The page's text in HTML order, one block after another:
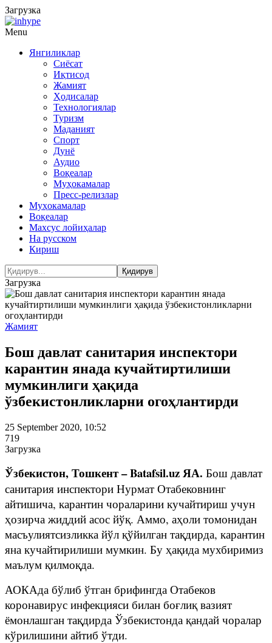
Загрузка
Menu
Янгиликлар
Сиёсат
Иқтисод
Жамият
Ҳодисалар
Технологиялар
Туризм
Маданият
Спорт
Дунё
Аудио
Воқеалар
Муҳокамалар
Пресс-релизлар
Муҳокамалар
Воқеалар
Махсус лойиҳалар
На русском
Кириш
Загрузка
Жамият
Бош давлат санитария инспектори
карантин янада кучайтиртилиши
мумкинлиги ҳақида
ўзбекистонликларни огоҳлантирди
25 September 2020, 10:52
719
Загрузка
Ўзбекистон, Тошкент – Batafsil.uz ЯА. Бош давлат
санитария инспектори Нурмат Отабековнинг
айтишича, карантин чораларини кучайтириш учун
ҳозирча жиддий асос йўқ. Аммо, аҳоли томонидан
масъулиятсизликка йўл қўйилган тақдирда, карантин
яна кучайтирилиши мумкин. Бу ҳақида мухбиримиз
маълум қилмоқда.
АОКАда бўлиб ўтган брифингда Отабеков
коронавирус инфекцияси билан боғлиқ вазият
ёмонлашган тақдирда Ўзбекистонда қандай чоралар
кўрилишини айтиб ўтди.